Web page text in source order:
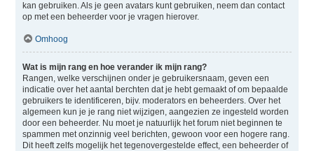
kan gebruiken. Als je geen avatars kunt gebruiken, neem dan contact
op met een beheerder voor je vragen hierover.
Omhoog
Wat is mijn rang en hoe verander ik mijn rang?
Rangen, welke verschijnen onder je gebruikersnaam, geven een
indicatie over het aantal berchten dat je hebt gemaakt of om bepaalde
gebruikers te identificeren, bijv. moderators en beheerders. Over het
algemeen kun je je rang niet wijzigen, aangezien ze ingesteld worden
door een beheerder. Nu moet je natuurlijk het forum niet beginnen te
spammen met onzinnig veel berichten, gewoon voor een hogere rang.
Dit heeft zelfs mogelijk het tegenovergestelde effect, een beheerder of